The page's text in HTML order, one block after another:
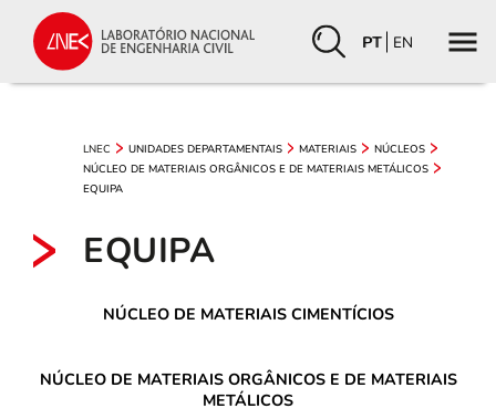
PT EN
LNEC UNIDADES DEPARTAMENTAIS MATERIAIS
NÚCLEOS
NÚCLEO DE MATERIAIS ORGÂNICOS E DE MATERIAIS METÁLICOS
EQUIPA
EQUIPA
NÚCLEO DE MATERIAIS CIMENTÍCIOS
NÚCLEO DE MATERIAIS ORGÂNICOS E DE MATERIAIS
METÁLICOS